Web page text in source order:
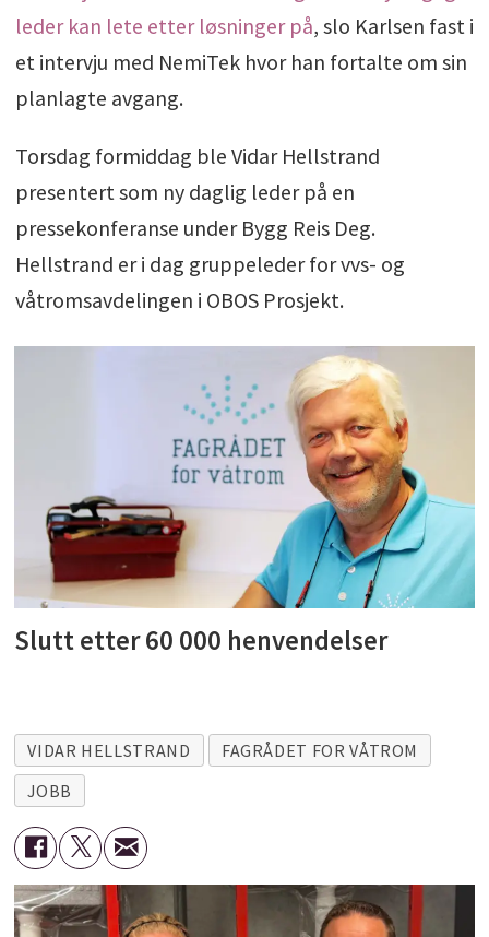
leder kan lete etter løsninger på, slo Karlsen fast i
et intervju med NemiTek hvor han fortalte om sin
planlagte avgang.
Torsdag formiddag ble Vidar Hellstrand
presentert som ny daglig leder på en
pressekonferanse under Bygg Reis Deg.
Hellstrand er i dag gruppeleder for vvs- og
våtromsavdelingen i OBOS Prosjekt.
Slutt etter 60 000 henvendelser
VIDAR HELLSTRAND
FAGRÅDET FOR VÅTROM
JOBB